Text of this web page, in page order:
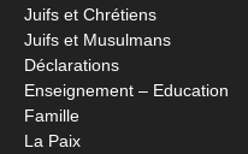
Juifs et Chrétiens
Juifs et Musulmans
Déclarations
Enseignement – Education
Famille
La Paix